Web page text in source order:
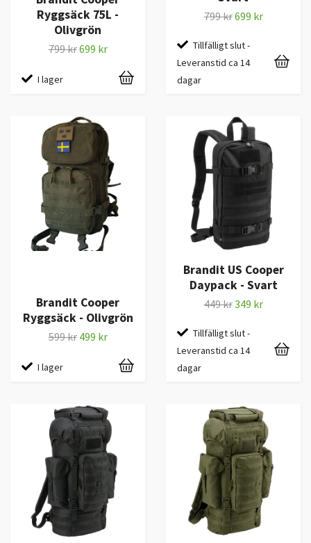
Ryggsäck 75L -
Olivgrön
799 kr699 kr
I lager
799 kr699 kr
Tillfälligt slut -
Leveranstid ca 14
dagar
Brandit Cooper
Ryggsäck - Olivgrön
599 kr 499 kr
I lager
Brandit US Cooper
Daypack - Svart
449 kr349 kr
Tillfälligt slut -
Leveranstid ca 14
dagar